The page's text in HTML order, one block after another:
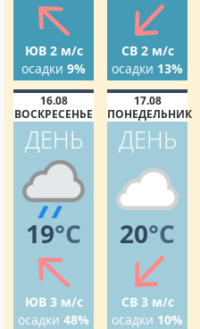
ЮВ 2 м/с
осадки 9%
СВ 2 м/с
осадки 13%
16.08
ВОСКРЕСЕНЬЕ
ДЕНЬ
19°C
ЮВ 3 м/с
осадки 48%
17.08
ПОНЕДЕЛЬНИК
ДЕНЬ
20°C
СВ 3 м/с
осадки 10%